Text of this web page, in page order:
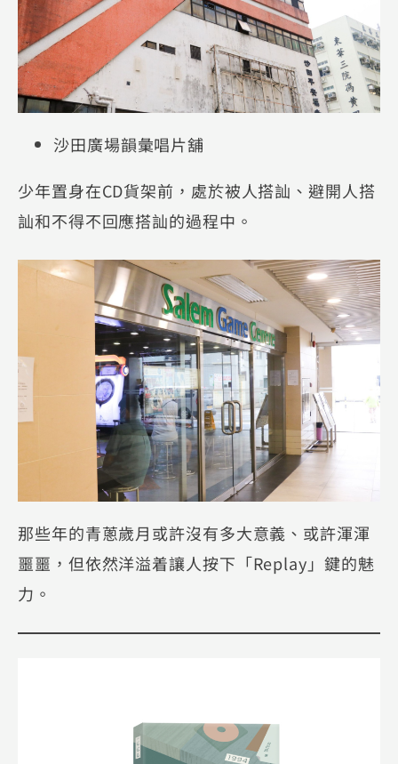
沙田廣場韻彙唱片舖
少年置身在CD貨架前，處於被人搭訕、避開人搭
訕和不得不回應搭訕的過程中。
那些年的青蔥歲月或許沒有多大意義、或許渾渾
噩噩，但依然洋溢着讓人按下「Replay」鍵的魅
力。